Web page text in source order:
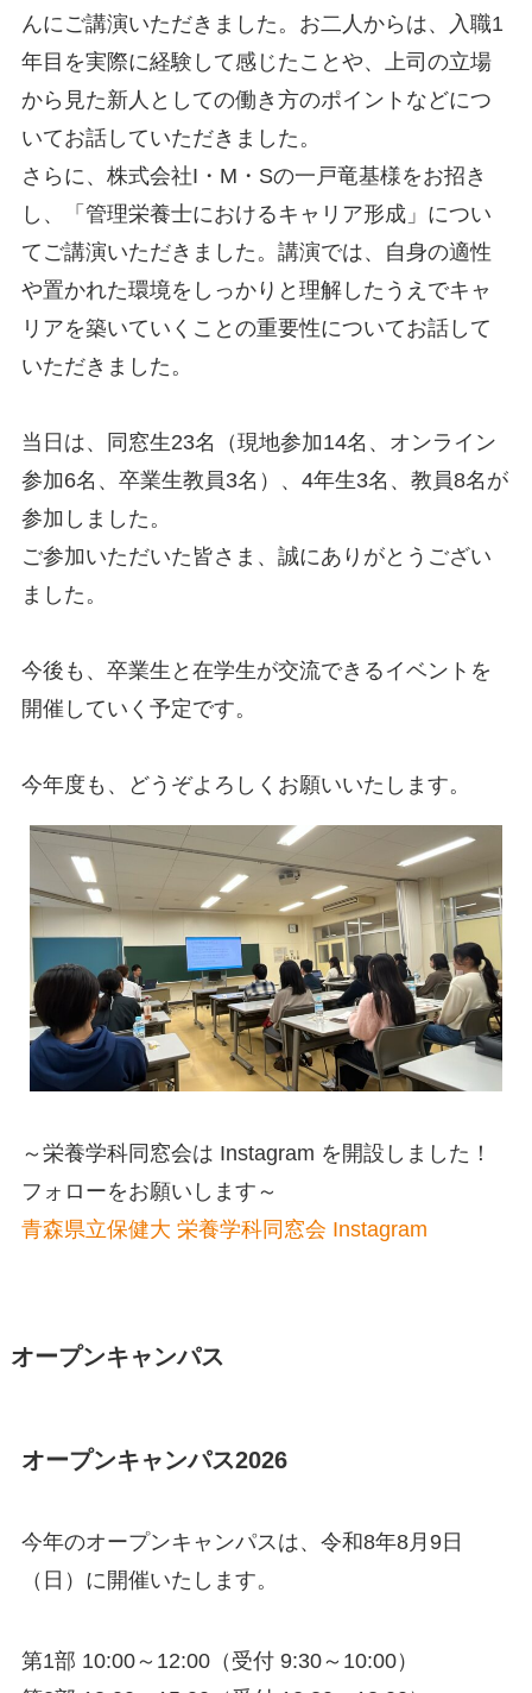
んにご講演いただきました。お二人からは、入職1
年目を実際に経験して感じたことや、上司の立場
から見た新人としての働き方のポイントなどにつ
いてお話していただきました。
さらに、株式会社I・M・Sの一戸竜基様をお招き
し、「管理栄養士におけるキャリア形成」につい
てご講演いただきました。講演では、自身の適性
や置かれた環境をしっかりと理解したうえでキャ
リアを築いていくことの重要性についてお話して
いただきました。
当日は、同窓生23名（現地参加14名、オンライン
参加6名、卒業生教員3名）、4年生3名、教員8名が
参加しました。
ご参加いただいた皆さま、誠にありがとうござい
ました。
今後も、卒業生と在学生が交流できるイベントを
開催していく予定です。
今年度も、どうぞよろしくお願いいたします。
～栄養学科同窓会は Instagram を開設しました！
フォローをお願いします～
青森県立保健大 栄養学科同窓会 Instagram
オープンキャンパス
オープンキャンパス2026
今年のオープンキャンパスは、令和8年8月9日
（日）に開催いたします。
第1部 10:00～12:00（受付 9:30～10:00）